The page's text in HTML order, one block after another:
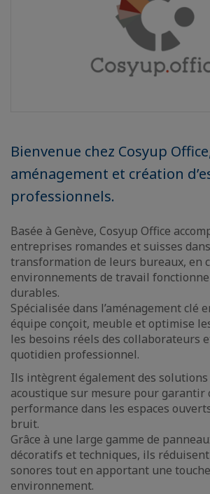
Bienvenue chez Cosyup
aménagement et création
professionnels.
Basée à Genève, Cosyup Office
entreprises romandes et suisses
transformation de leurs bureaux, en
environnements de travail
durables.
Spécialisée dans l’aménagement clé
équipe conçoit, meuble et optimise
les besoins réels des collaborateurs
quotidien professionnel.
Ils intègrent également des solutions
acoustique sur mesure pour garantir
performance dans les espaces
bruit.
Grâce à une large gamme de
décoratifs et techniques, ils
sonores tout en apportant une
environnement.